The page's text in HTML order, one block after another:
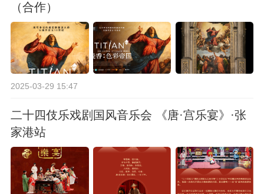
（合作）
2025-03-29 15:47
二十四伎乐戏剧国风音乐会 《唐·宫乐宴》·张
家港站